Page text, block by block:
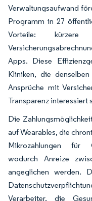
Verwaltungsaufwand
Programm in 27
Vorteile: kürzere
Apps. Diese
Kliniken, die
Ansprüche mit
Transparenz interessiert
Die
auf Wearables, die
Mikrozahlungen für
wodurch Anreize
angeglichen werden.
Verarbeiter, die